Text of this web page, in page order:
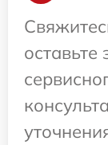
оставьте